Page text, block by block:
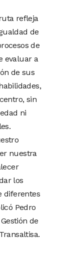
refleja
de
de
evaluar a
de sus
sin
ni
nuestra
los
diferentes
Pedro
de